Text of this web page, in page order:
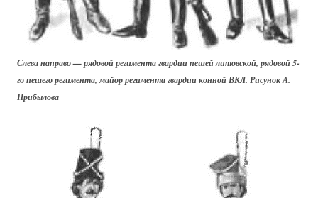
Слева направо — рядовой регимента гвардии пешей литовской, рядовой 5-
го пешего регимента, майор регимента гвардии конной ВКЛ. Рисунок А.
Прибылова